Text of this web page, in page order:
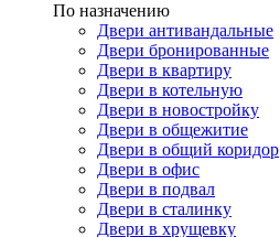
По назначению
Двери антивандальные
Двери бронированные
Двери в квартиру
Двери в котельную
Двери в новостройку
Двери в общежитие
Двери в общий коридор
Двери в офис
Двери в подвал
Двери в сталинку
Двери в хрущевку